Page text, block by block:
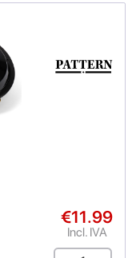
€11.99
Incl. IVA